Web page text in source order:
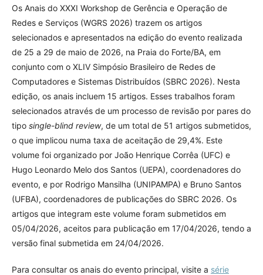
Os Anais do XXXI Workshop de Gerência e Operação de
Redes e Serviços (WGRS 2026) trazem os artigos
selecionados e apresentados na edição do evento realizada
de 25 a 29 de maio de 2026, na Praia do Forte/BA, em
conjunto com o XLIV Simpósio Brasileiro de Redes de
Computadores e Sistemas Distribuídos (SBRC 2026). Nesta
edição, os anais incluem 15 artigos. Esses trabalhos foram
selecionados através de um processo de revisão por pares do
tipo single-blind review, de um total de 51 artigos submetidos,
o que implicou numa taxa de aceitação de 29,4%. Este
volume foi organizado por João Henrique Corrêa (UFC) e
Hugo Leonardo Melo dos Santos (UEPA), coordenadores do
evento, e por Rodrigo Mansilha (UNIPAMPA) e Bruno Santos
(UFBA), coordenadores de publicações do SBRC 2026. Os
artigos que integram este volume foram submetidos em
05/04/2026, aceitos para publicação em 17/04/2026, tendo a
versão final submetida em 24/04/2026.
Para consultar os anais do evento principal, visite a série